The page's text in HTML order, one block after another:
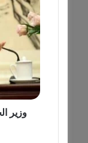
ي
ر
ا
خ
ا
ر
وزير